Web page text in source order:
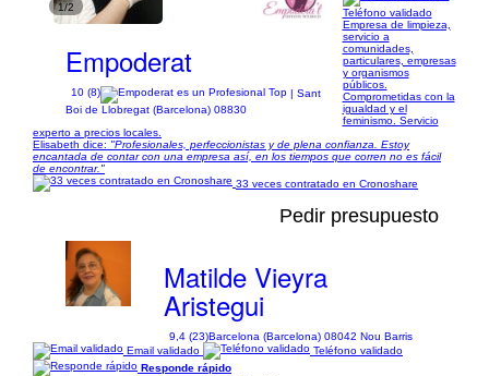
1/2
Empoderat
10 (8)
| Sant
Boi de Llobregat (Barcelona) 08830
Teléfono validado
Empresa de limpieza,
servicio a
comunidades,
particulares, empresas
y organismos
públicos.
Comprometidas con la
igualdad y el
feminismo. Servicio
experto a precios locales.
Elisabeth dice: "Profesionales, perfeccionistas y de plena confianza. Estoy
encantada de contar con una empresa así, en los tiempos que corren no es fácil
de encontrar."
33 veces contratado en Cronoshare
Pedir presupuesto
Matilde Vieyra
Aristegui
9,4 (23)Barcelona (Barcelona) 08042 Nou Barris
Email validado
Teléfono validado
Responde rápido